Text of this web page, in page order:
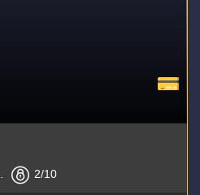
2/10